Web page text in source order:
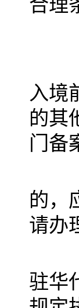
合理
入境
的其
门备
的，
请办
驻华